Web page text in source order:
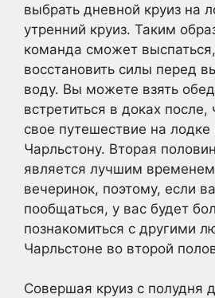
выбрать дневной круиз на
утренний круиз. Таким
команда сможет
восстановить силы перед
воду. Вы можете взять
встретиться в доках после,
свое путешествие на лодке
Чарльстону. Вторая
является лучшим
вечеринок, поэтому, если
пообщаться, у вас будет
познакомиться с другими
Чарльстоне во второй
Совершая круиз с полудня